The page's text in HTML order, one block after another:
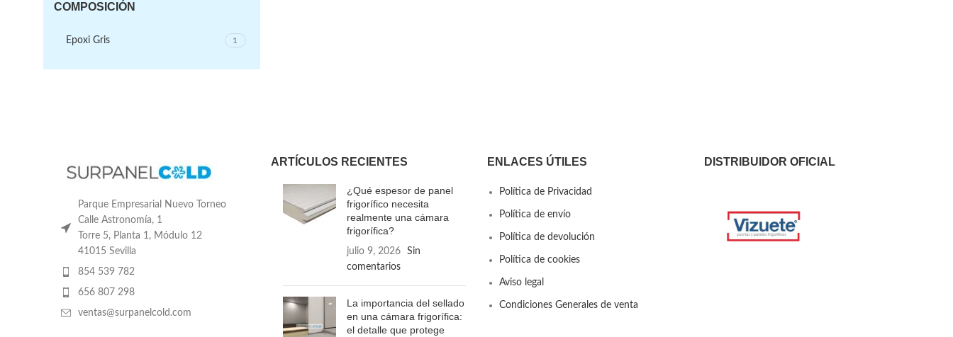
COMPOSICIÓN
Epoxi Gris 1
Parque Empresarial Nuevo Torneo
Calle Astronomía, 1
Torre 5, Planta 1, Módulo 12
41015 Sevilla
854 539 782
656 807 298
ventas@surpanelcold.com
ARTÍCULOS RECIENTES
¿Qué espesor de panel
frigorífico necesita
realmente una cámara
frigorífica?
julio 9, 2026
Sin
comentarios
La importancia del sellado
en una cámara frigorífica:
el detalle que protege
ENLACES ÚTILES
Política de Privacidad
Política de envío
Política de devolución
Política de cookies
Aviso legal
Condiciones Generales de venta
DISTRIBUIDOR OFICIAL